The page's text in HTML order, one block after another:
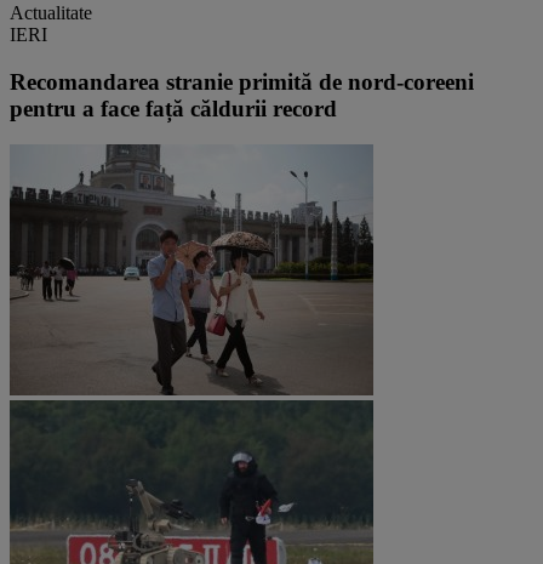
Actualitate
IERI
Recomandarea stranie primită de nord-coreeni
pentru a face față căldurii record